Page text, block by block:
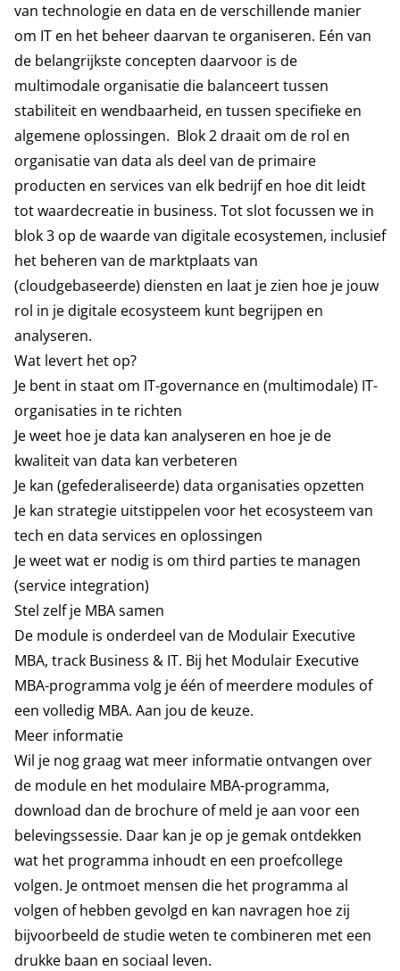
van technologie en data en de verschillende manier
om IT en het beheer daarvan te organiseren. Eén van
de belangrijkste concepten daarvoor is de
multimodale organisatie die balanceert tussen
stabiliteit en wendbaarheid, en tussen specifieke en
algemene oplossingen. Blok 2 draait om de rol en
organisatie van data als deel van de primaire
producten en services van elk bedrijf en hoe dit leidt
tot waardecreatie in business. Tot slot focussen we in
blok 3 op de waarde van digitale ecosystemen, inclusief
het beheren van de marktplaats van
(cloudgebaseerde) diensten en laat je zien hoe je jouw
rol in je digitale ecosysteem kunt begrijpen en
analyseren.
Wat levert het op?
Je bent in staat om IT-governance en (multimodale) IT-
organisaties in te richten
Je weet hoe je data kan analyseren en hoe je de
kwaliteit van data kan verbeteren
Je kan (gefederaliseerde) data organisaties opzetten
Je kan strategie uitstippelen voor het ecosysteem van
tech en data services en oplossingen
Je weet wat er nodig is om third parties te managen
(service integration)
Stel zelf je MBA samen
De module is onderdeel van de Modulair Executive
MBA, track Business & IT. Bij het Modulair Executive
MBA-programma volg je één of meerdere modules of
een volledig MBA. Aan jou de keuze.
Meer informatie
Wil je nog graag wat meer informatie ontvangen over
de module en het modulaire MBA-programma,
download dan de brochure of meld je aan voor een
belevingssessie. Daar kan je op je gemak ontdekken
wat het programma inhoudt en een proefcollege
volgen. Je ontmoet mensen die het programma al
volgen of hebben gevolgd en kan navragen hoe zij
bijvoorbeeld de studie weten te combineren met een
drukke baan en sociaal leven.